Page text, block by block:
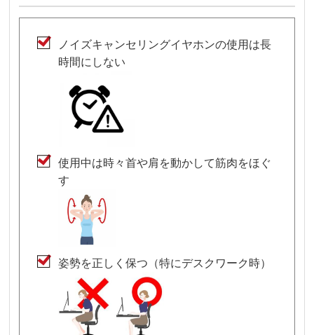
ノイズキャンセリングイヤホンの使用は長
時間にしない
使用中は時々首や肩を動かして筋肉をほぐ
す
姿勢を正しく保つ（特にデスクワーク時）